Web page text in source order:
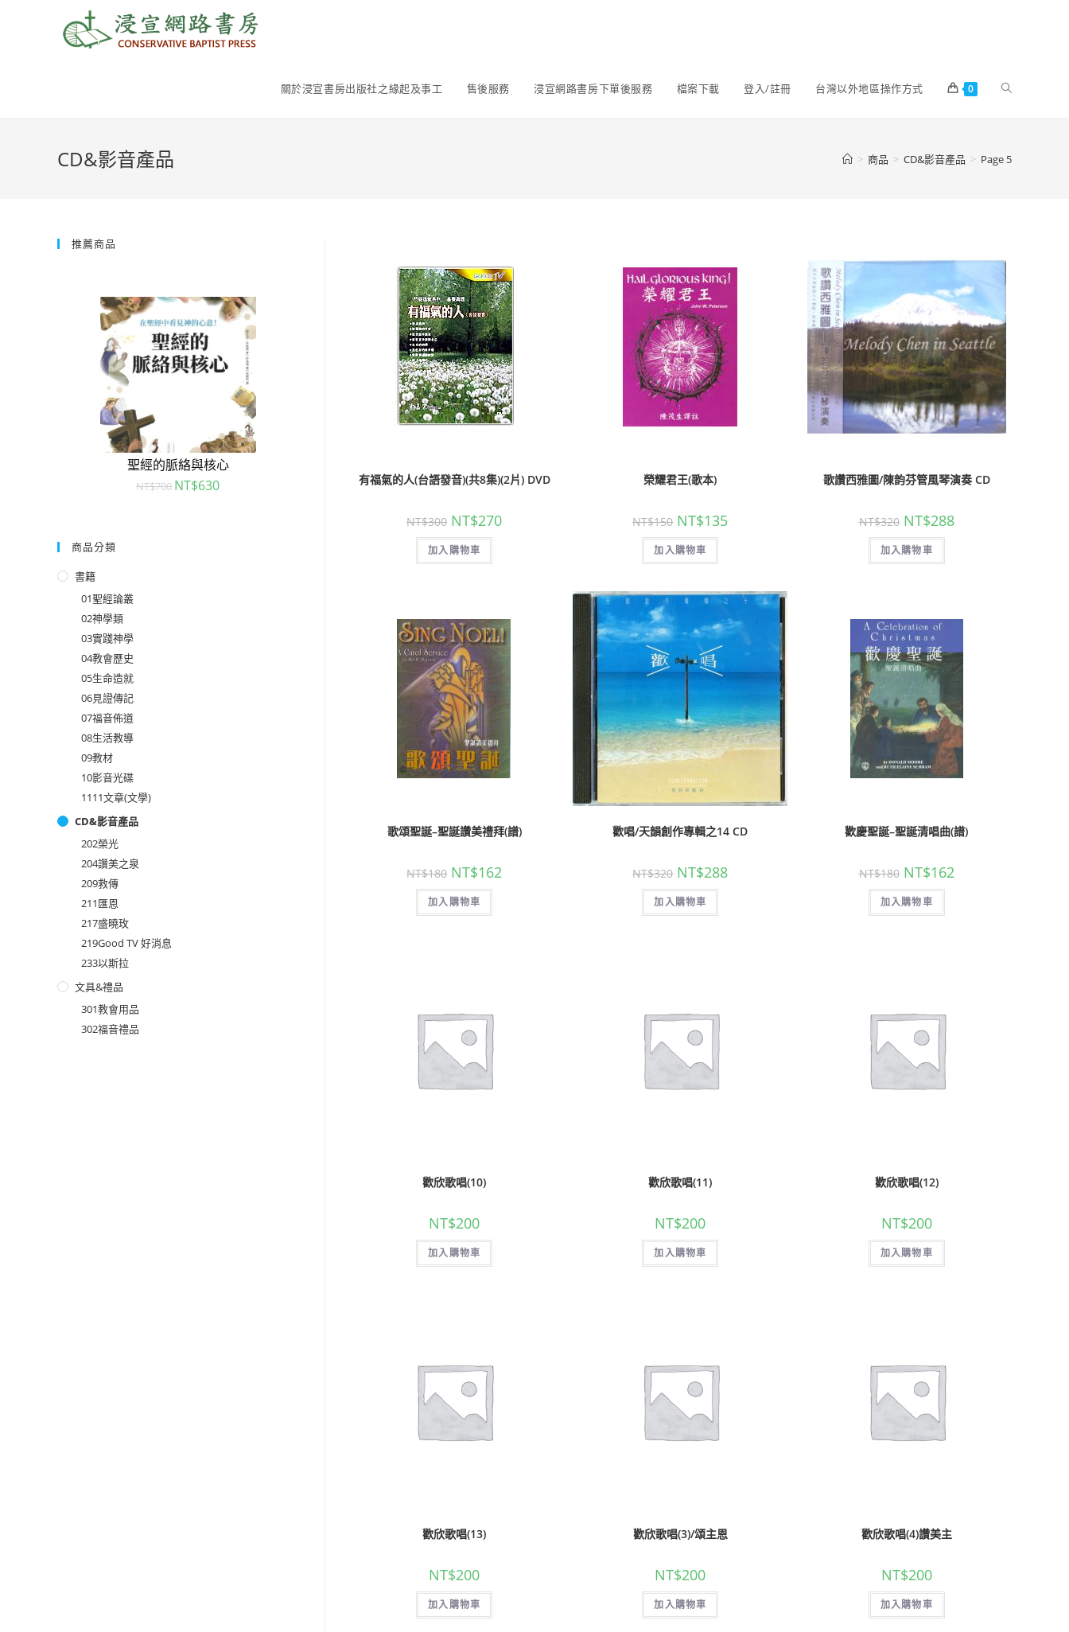
關於浸宣書房出版社之緣起及事工 售後服務 浸宣網路書房下單後服務 檔案下載 登入/註冊 台灣以外地區操作方式 0
CD&影音產品 > 商品 > CD&影音產品 > Page 5
有福氣的人(台語發音)(共8集)(2片) DVD
NT$300 NT$270
加入購物車
榮耀君王(歌本)
NT$150 NT$135
加入購物車
歌讚西雅圖/陳韵芬管風琴演奏 CD
NT$320 NT$288
加入購物車
歌頌聖誕–聖誕讚美禮拜(譜)
NT$180 NT$162
加入購物車
歡唱/天韻創作專輯之14 CD
NT$320 NT$288
加入購物車
歡慶聖誕–聖誕清唱曲(譜)
NT$180 NT$162
加入購物車
歡欣歌唱(10)
NT$200
加入購物車
歡欣歌唱(11)
NT$200
加入購物車
歡欣歌唱(12)
NT$200
加入購物車
歡欣歌唱(13)
NT$200
加入購物車
歡欣歌唱(3)/頌主恩
NT$200
加入購物車
歡欣歌唱(4)讚美主
NT$200
加入購物車
推薦商品
聖經的脈絡與核心
NT$700 NT$630 NT$700NT$630 700NT$630
商品分類
書籍
01聖經論叢
02神學類
03實踐神學
04教會歷史
05生命造就
06見證傳記
07福音佈道
08生活教導
09教材
10影音光碟
1111文章(文學)
CD&影音產品
202榮光
204讚美之泉
209救傳
211匯恩
217盛曉玫
219Good TV 好消息
233以斯拉
文具&禮品
301教會用品
302福音禮品